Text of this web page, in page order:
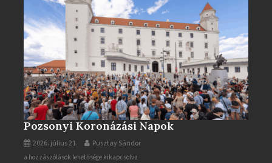
Pozsonyi Koronázási Napok
2026. július 21. Pusztay Sándor
Pozsonyi
a hozzászólások lehetősége kikapcsolva